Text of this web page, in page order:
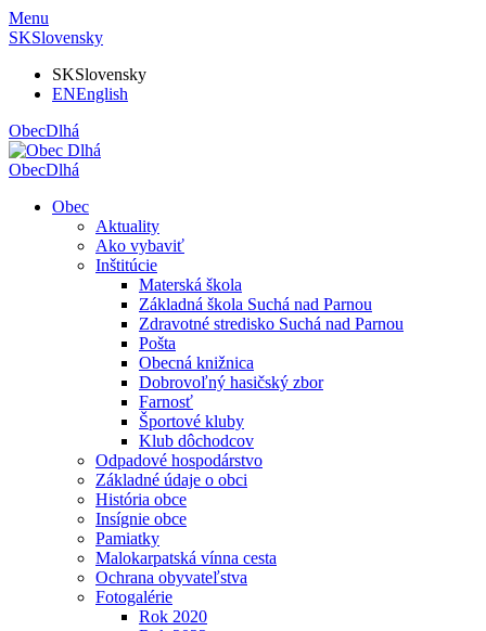
Menu
SKSlovensky
SKSlovensky
ENEnglish
ObecDlhá
ObecDlhá
Obec
Aktuality
Ako vybaviť
Inštitúcie
Materská škola
Základná škola Suchá nad Parnou
Zdravotné stredisko Suchá nad Parnou
Pošta
Obecná knižnica
Dobrovoľný hasičský zbor
Farnosť
Športové kluby
Klub dôchodcov
Odpadové hospodárstvo
Základné údaje o obci
História obce
Insígnie obce
Pamiatky
Malokarpatská vínna cesta
Ochrana obyvateľstva
Fotogalérie
Rok 2020